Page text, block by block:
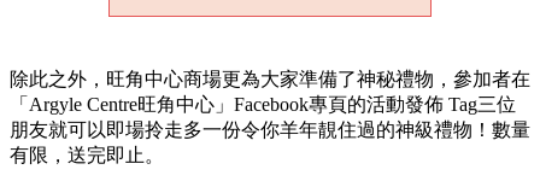
除此之外，旺角中心商場更為大家準備了神秘禮物，參加者在
「Argyle Centre旺角中心」Facebook專頁的活動發佈 Tag三位
朋友就可以即場拎走多一份令你羊年靚住過的神級禮物！數量
有限，送完即止。